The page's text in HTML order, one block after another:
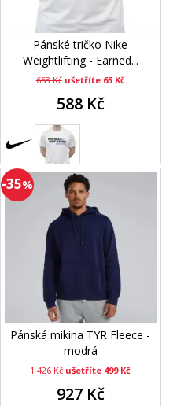
Pánské tričko Nike
Weightlifting - Earned...
653 Kč ušetříte 65 Kč
588 Kč
-35%
Pánská mikina TYR Fleece -
modrá
1 426 Kč ušetříte 499 Kč
927 Kč